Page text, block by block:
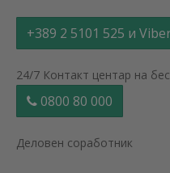
+389 2 5101 525 и
24/7 Контакт центар на
0800 80 000
Деловен соработник